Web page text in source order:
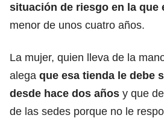
situación de riesgo en la que
menor de unos cuatro años.
La mujer, quien lleva de la
alega que esa tienda le debe
desde hace dos años y que
de las sedes porque no le